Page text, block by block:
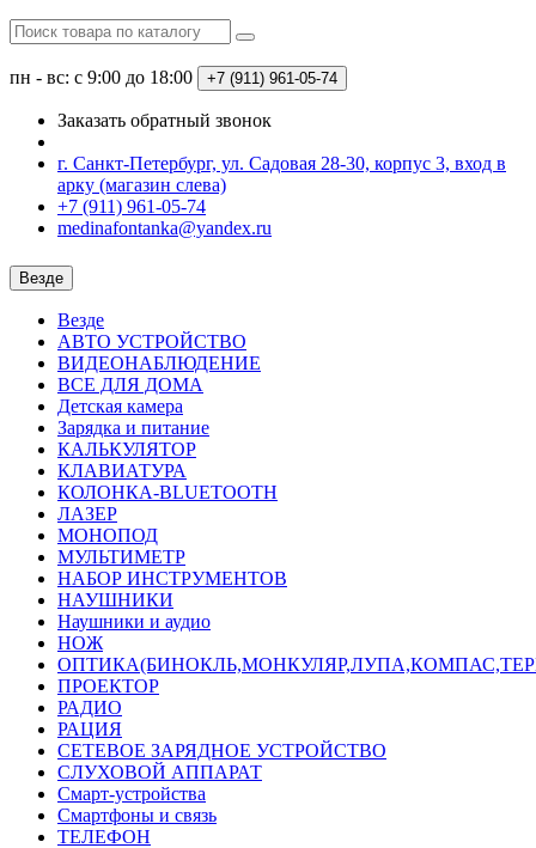
пн - вс: с 9:00 до 18:00 +7 (911) 961-05-74
Заказать обратный звонок
г. Санкт-Петербург, ул. Садовая 28-30, корпус 3, вход в
арку (магазин слева)
+7 (911) 961-05-74
medinafontanka@yandex.ru
Везде
Везде
АВТО УСТРОЙСТВО
ВИДЕОНАБЛЮДЕНИЕ
ВСЕ ДЛЯ ДОМА
Детская камера
Зарядка и питание
КАЛЬКУЛЯТОР
КЛАВИАТУРА
КОЛОНКА-BLUETOOTH
ЛАЗЕР
МОНОПОД
МУЛЬТИМЕТР
НАБОР ИНСТРУМЕНТОВ
НАУШНИКИ
Наушники и аудио
НОЖ
ПРОЕКТОР
РАДИО
РАЦИЯ
СЕТЕВОЕ ЗАРЯДНОЕ УСТРОЙСТВО
СЛУХОВОЙ АППАРАТ
Смарт-устройства
Смартфоны и связь
ТЕЛЕФОН